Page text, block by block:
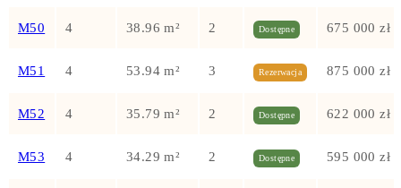
M50 4 38.96 m² 2 Dostępne 675 000 zł
M51 4 53.94 m² 3 Rezerwacja 875 000 zł
M52 4 35.79 m² 2 Dostępne 622 000 zł
M53 4 34.29 m² 2 Dostępne 595 000 zł